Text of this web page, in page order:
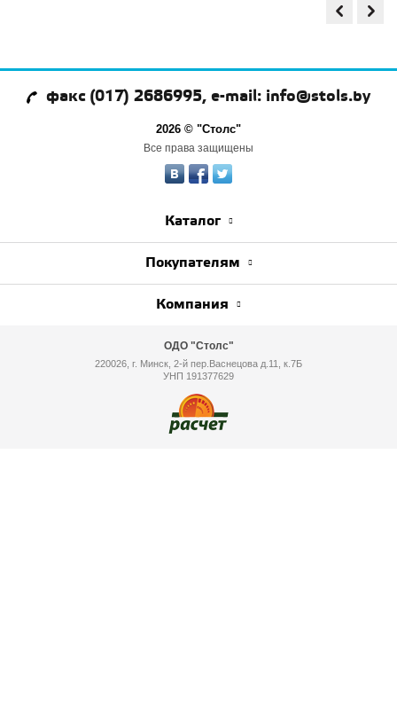
факс (017) 2686995, e-mail: info@stols.by
2026 © "Столс"
Все права защищены
Каталог
Покупателям
Компания
ОДО "Столс"
220026, г. Минск, 2-й пер.Васнецова д.11, к.7Б
УНП 191377629